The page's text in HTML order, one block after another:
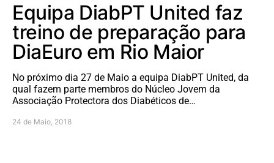
Equipa DiabPT United faz
treino de preparação para
DiaEuro em Rio Maior
No próximo dia 27 de Maio a equipa DiabPT United, da
qual fazem parte membros do Núcleo Jovem da
Associação Protectora dos Diabéticos de…
24 de Maio, 2018